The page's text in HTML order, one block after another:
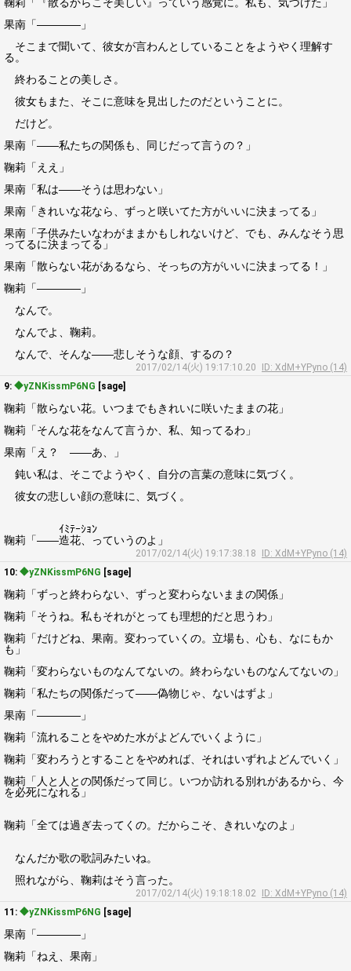
果南「――――」
そこまで聞いて、彼女が言わんとしていることをようやく理解す
る。
終わることの美しさ。
彼女もまた、そこに意味を見出したのだということに。
だけど。
果南「――私たちの関係も、同じだって言うの？」
鞠莉「ええ」
果南「私は――そうは思わない」
果南「きれいな花なら、ずっと咲いてた方がいいに決まってる」
果南「子供みたいなわがままかもしれないけど、でも、みんなそう思
ってるに決まってる」
果南「散らない花があるなら、そっちの方がいいに決まってる！」
鞠莉「――――」
なんで。
なんでよ、鞠莉。
なんで、そんな――悲しそうな顔、するの？
2017/02/14(火) 19:17:10.20
ID: XdM+YPyno (14)
9: ◆yZNKissmP6NG [sage]
鞠莉「散らない花。いつまでもきれいに咲いたままの花」
鞠莉「そんな花をなんて言うか、私、知ってるわ」
果南「え？ ――あ、」
鈍い私は、そこでようやく、自分の言葉の意味に気づく。
彼女の悲しい顔の意味に、気づく。
ｲﾐﾃｰｼｮﾝ
鞠莉「――造花、っていうのよ」
2017/02/14(火) 19:17:38.18
ID: XdM+YPyno (14)
10: ◆yZNKissmP6NG [sage]
鞠莉「ずっと終わらない、ずっと変わらないままの関係」
鞠莉「そうね。私もそれがとっても理想的だと思うわ」
鞠莉「だけどね、果南。変わっていくの。立場も、心も、なにもか
も」
鞠莉「変わらないものなんてないの。終わらないものなんてないの」
鞠莉「私たちの関係だって――偽物じゃ、ないはずよ」
果南「――――」
鞠莉「流れることをやめた水がよどんでいくように」
鞠莉「変わろうとすることをやめれば、それはいずれよどんでいく」
鞠莉「人と人との関係だって同じ。いつか訪れる別れがあるから、今
を必死になれる」
鞠莉「全ては過ぎ去ってくの。だからこそ、きれいなのよ」
なんだか歌の歌詞みたいね。
照れながら、鞠莉はそう言った。
2017/02/14(火) 19:18:18.02
ID: XdM+YPyno (14)
11: ◆yZNKissmP6NG [sage]
果南「――――」
鞠莉「ねえ、果南」